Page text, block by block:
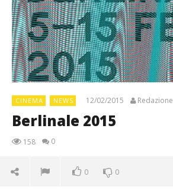
CINEMA NEWS 12/02/2015 Redazione
Berlinale 2015
158 0
0 0